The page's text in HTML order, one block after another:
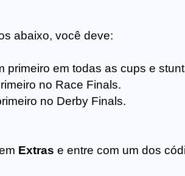
abaixo, você deve:
primeiro em todas as cups e
no Race Finals.
no Derby Finals.
Extras e entre com um dos